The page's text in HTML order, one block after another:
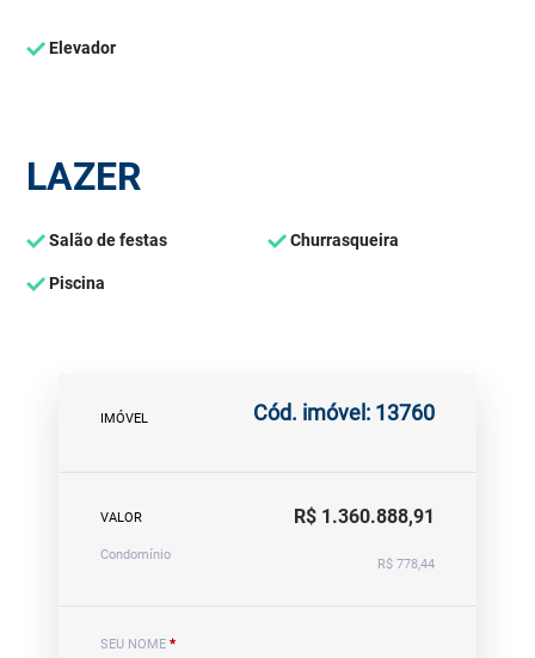
Elevador
LAZER
Salão de festas Churrasqueira
Piscina
IMÓVEL Cód. imóvel: 13760
VALOR R$ 1.360.888,91
Condomínio
R$ 778,44
SEU NOME *